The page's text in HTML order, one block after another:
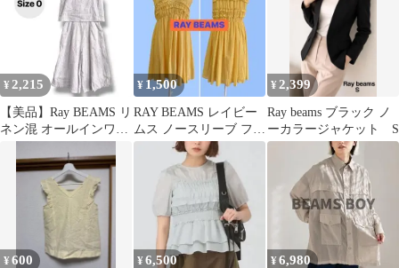
¥ 2,215
【美品】Ray BEAMS リ
ネン混 オールインワン
¥ 1,500
RAY BEAMS レイビー
ムス ノースリーブ フリ
ルワンピース フリーサ
¥2,399
Ray beams ブラック ノ
ーカラージャケット S
¥600 ¥6,500 ¥6,980